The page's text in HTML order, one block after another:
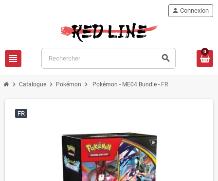
view_headline search
person Connexion
0
chevron_right Catalogue chevron_right Pokémon chevron_right Pokémon - ME04 Bundle - FR
FR